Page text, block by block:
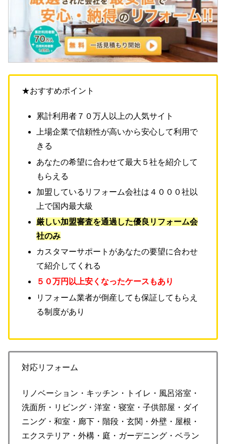
★おすすめポイント
累計利用者７０万人以上の人気サイト
上場企業で信頼性が高いから安心して利用で
きる
あなたの希望に合わせて最大５社を紹介して
もらえる
加盟しているリフォーム会社は４０００社以
上で国内最大級
厳しい加盟審査を通過した優良リフォーム会
社のみ
カスタマーサポートがあなたの要望に合わせ
て紹介してくれる
５０万円以上安くなったケースもあり
リフォーム業者が倒産しても保証してもらえ
る制度があり
対応リフォーム
リノベーション・キッチン・トイレ・風呂浴室・
洗面所・リビング・洋室・寝室・子供部屋・ダイ
ニング・和室・廊下・階段・玄関・外壁・屋根・
エクステリア・外構・庭・ガーデニング・ベラン